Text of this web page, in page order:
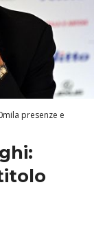
presenze e